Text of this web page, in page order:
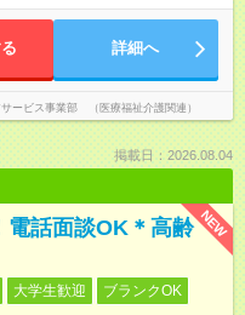
詳細へ
ービス事業部 （医療福祉介護関連）
掲載日：2026.08.04
NEW
電話面談OK＊高齢
大学生歓迎
ブランクOK